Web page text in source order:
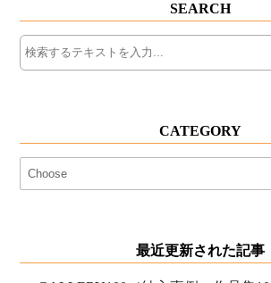
SEARCH
CATEGORY
最近更新された記事